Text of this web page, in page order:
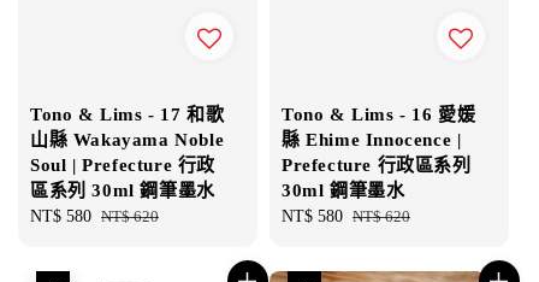
Tono & Lims - 17 和歌
山縣 Wakayama Noble
Soul | Prefecture 行政
區系列 30ml 鋼筆墨水
Sale
NT$ 580 Regular
NT$ 620
Tono & Lims - 16 愛媛
縣 Ehime Innocence |
Prefecture 行政區系列
30ml 鋼筆墨水
Sale
NT$ 580 Regular
NT$ 620